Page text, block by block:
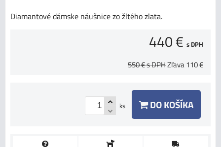
Diamantové dámske náušnice zo žltého zlata.
440 € s DPH
550 €s DPHZľava110 €
ks DO KOŠÍKA